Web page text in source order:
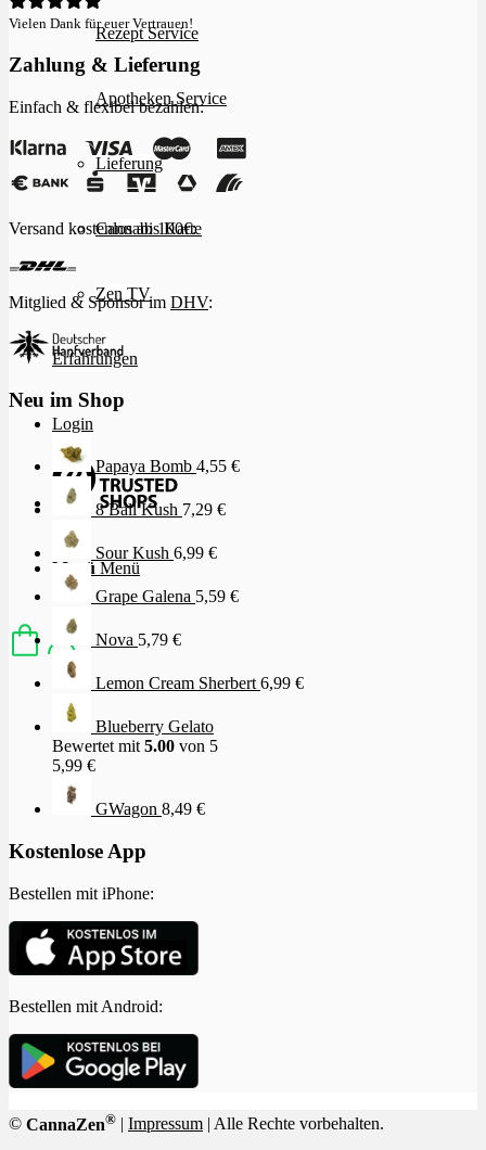
Rezept Service
Apotheken Service
Lieferung
Cannabis Karte
Zen TV
Erfahrungen
Login
Menü Menü
Vielen Dank für euer Vertrauen!
Zahlung & Lieferung
Einfach & flexibel bezahlen:
Versand kostenlos ab 100€:
Mitglied & Sponsor im DHV:
Neu im Shop
Papaya Bomb 4,55 €
8 Ball Kush 7,29 €
Sour Kush 6,99 €
Grape Galena 5,59 €
Nova 5,79 €
Lemon Cream Sherbert 6,99 €
Blueberry Gelato
Bewertet mit 5.00 von 5
5,99 €
GWagon 8,49 €
Kostenlose App
Bestellen mit iPhone:
Bestellen mit Android:
© CannaZen® Impressum | Alle Rechte vorbehalten.